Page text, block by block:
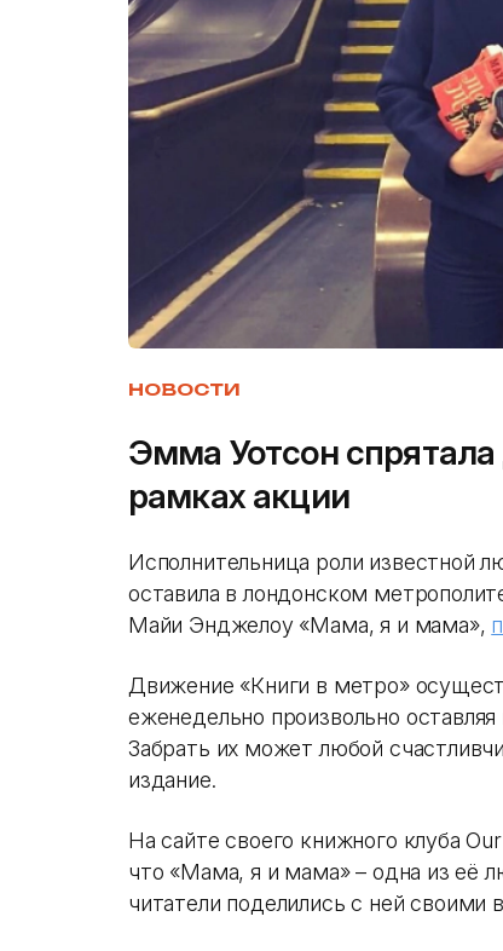
НОВОСТИ
Эмма Уотсон спрятала
рамках акции
Исполнительница роли известной
оставила в лондонском
Майи Энджелоу «Мама, я и мама»,
Движение «Книги в метро»
еженедельно произвольно
Забрать их может любой
издание.
На сайте своего книжного клуба
что «Мама, я и мама» – одна из её
читатели поделились с ней своими